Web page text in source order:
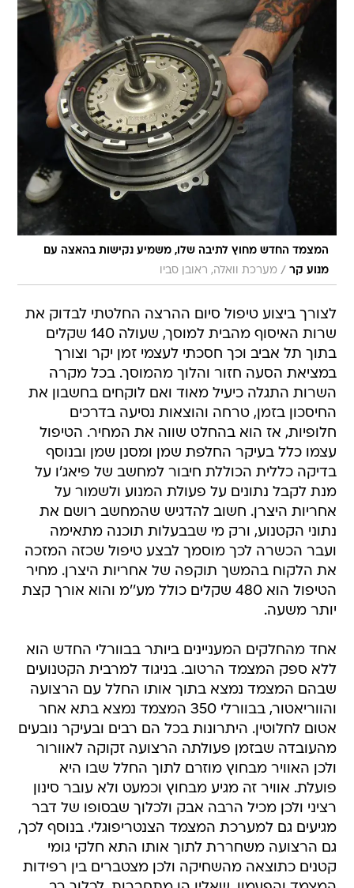
המצמד החדש מחוץ לתיבה שלו, משמיע נקישות בהאצה עם
מנוע קר / מערכת וואלה, ראובן סביו
לצורך ביצוע טיפול סיום ההרצה החלטתי לבדוק את
שרות האיסוף מהבית למוסך, שעולה 140 שקלים
בתוך תל אביב וכך חסכתי לעצמי זמן יקר וצורך
במציאת הסעה חזור והלוך מהמוסך. בכל מקרה
השרות התגלה כיעיל מאוד ואם לוקחים בחשבון את
החיסכון בזמן, טרחה והוצאות נסיעה בדרכים
חלופיות, אז הוא בהחלט שווה את המחיר. הטיפול
עצמו כלל בעיקר החלפת שמן ומסנן שמן ובנוסף
בדיקה כללית הכוללת חיבור למחשב של פיאג'ו על
מנת לקבל נתונים על פעולת המנוע ולשמור על
אחריות היצרן. חשוב להדגיש שהמחשב רושם את
נתוני הקטנוע, ורק מי שבבעלות תוכנה מתאימה
ועבר הכשרה לכך מוסמך לבצע טיפול שכזה המזכה
את הלקוח בהמשך תוקפה של אחריות היצרן. מחיר
הטיפול הוא 480 שקלים כולל מע''מ והוא אורך קצת
יותר משעה.
אחד מהחלקים המעניינים ביותר בבוורלי החדש הוא
ללא ספק המצמד הרטוב. בניגוד למרבית הקטנועים
שבהם המצמד נמצא בתוך אותו החלל עם הרצועה
והווריאטור, בבוורלי 350 המצמד נמצא בתא אחר
אטום לחלוטין. היתרונות בכל הם רבים ובעיקר נובעים
מהעובדה שבזמן פעולתה הרצועה זקוקה לאוורור
ולכן האוויר מבחוץ מוזרם לתוך החלל שבו היא
פועלת. אוויר זה מגיע מבחוץ וכמעט ולא עובר סינון
רציני ולכן מכיל הרבה אבק ולכלוך שבסופו של דבר
מגיעים גם למערכת המצמד הצנטריפוגלי. בנוסף לכך,
גם הרצועה משחררת לתוך אותו התא חלקי גומי
קטנים כתוצאה מהשחיקה ולכן מצטברים בין רפידות